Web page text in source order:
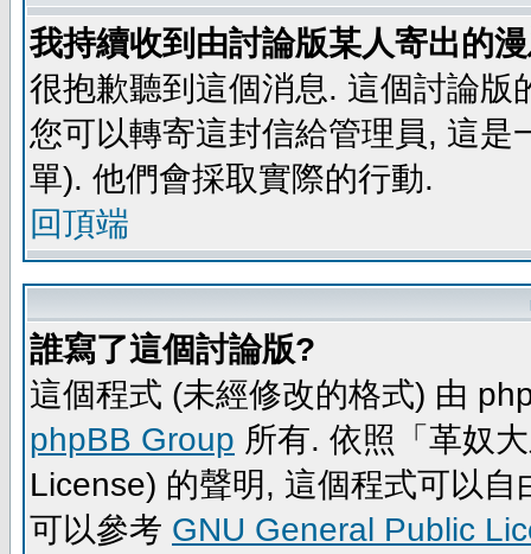
我持續收到由討論版某人寄出的
很抱歉聽到這個消息. 這個討論
您可以轉寄這封信給管理員, 這
單). 他們會採取實際的行動.
回頂端
誰寫了這個討論版?
這個程式 (未經修改的格式) 由
phpBB Group 所有. 依照「革奴
License) 的聲明, 這個程式可以
可以參考 GNU General Public